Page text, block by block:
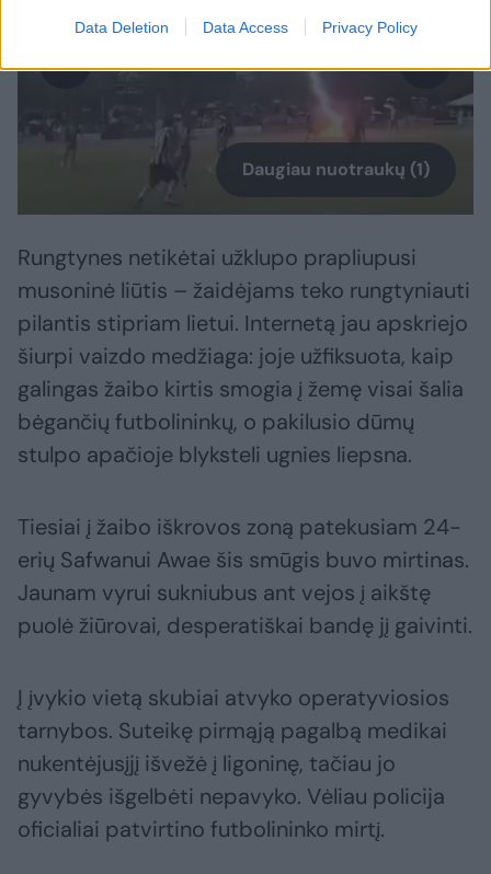
Data Deletion Data Access Privacy Policy
Daugiau nuotraukų (1)
Rungtynes netikėtai užklupo prapliupusi
musoninė liūtis – žaidėjams teko rungtyniauti
pilantis stipriam lietui. Internetą jau apskriejo
šiurpi vaizdo medžiaga: joje užfiksuota, kaip
galingas žaibo kirtis smogia į žemę visai šalia
bėgančių futbolininkų, o pakilusio dūmų
stulpo apačioje blyksteli ugnies liepsna.
Tiesiai į žaibo iškrovos zoną patekusiam 24-
erių Safwanui Awae šis smūgis buvo mirtinas.
Jaunam vyrui sukniubus ant vejos į aikštę
puolė žiūrovai, desperatiškai bandę jį gaivinti.
Į įvykio vietą skubiai atvyko operatyviosios
tarnybos. Suteikę pirmąją pagalbą medikai
nukentėjusįjį išvežė į ligoninę, tačiau jo
gyvybės išgelbėti nepavyko. Vėliau policija
oficialiai patvirtino futbolininko mirtį.